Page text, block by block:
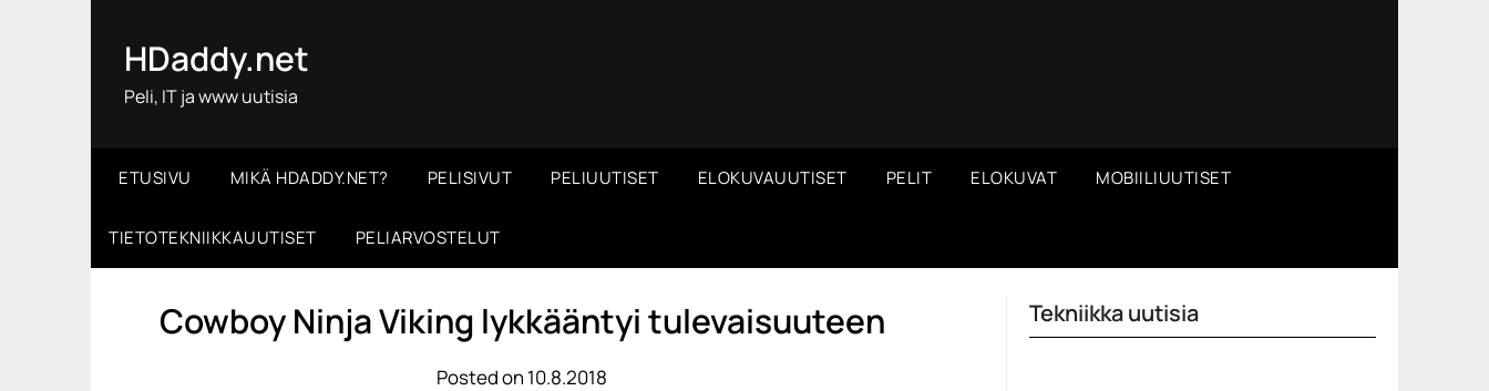
HDaddy.net
Peli, IT ja www uutisia
ETUSIVU MIKÄ HDADDY.NET? PELISIVUT PELIUUTISET ELOKUVAUUTISET PELIT ELOKUVAT MOBIILIUUTISET
TIETOTEKNIIKKAUUTISET PELIARVOSTELUT
Cowboy Ninja Viking lykkääntyi tulevaisuuteen
Posted on 10.8.2018
Tekniikka uutisia